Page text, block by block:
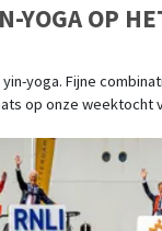
YOGA OP
yoga. Fijne
op onze weektocht